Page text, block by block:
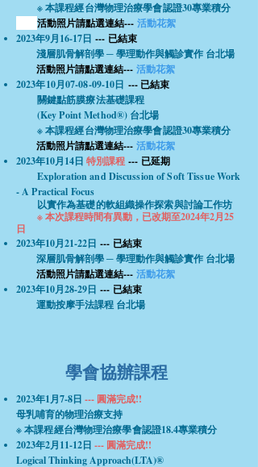
※本課程經台灣物理治療學會認證30專業積分
活動照片請點選連結--- 活動花絮
2023年9月16-17日 --- 已結束
淺層肌骨解剖學 ─ 學理動作與觸診實作 台北場
活動照片請點選連結--- 活動花絮
2023年10月07-08-09-10日 --- 已結束
關鍵點筋膜療法基礎課程
(Key Point Method®) 台北場
※本課程經台灣物理治療學會認證30專業積分
活動照片請點選連結--- 活動花絮
2023年10月14日 特別課程 --- 已延期
Exploration and Discussion of Soft Tissue Work
- A Practical Focus
以實作為基礎的軟組織操作探索與討論工作坊
※ 本次課程時間有異動，已改期至2024年2月25
日
2023年10月21-22日--- 已結束
深層肌骨解剖學 ─ 學理動作與觸診實作 台北場
活動照片請點選連結--- 活動花絮
2023年10月28-29日--- 已結束
運動按摩手法課程 台北場
學會協辦課程
2023年1月7-8日 --- 圓滿完成!!
母乳哺育的物理治療支持
※ 本課程經台灣物理治療學會認證18.4專業積分
2023年2月11-12日 --- 圓滿完成!!
Logical Thinking Approach(LTA)®